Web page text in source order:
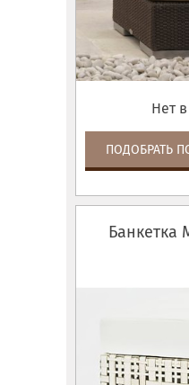
Нет
ПОДОБРАТЬ
Банкетка